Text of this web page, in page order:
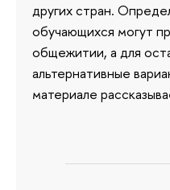
других стран.
обучающихся могут
общежитии, а для
альтернативные
материале